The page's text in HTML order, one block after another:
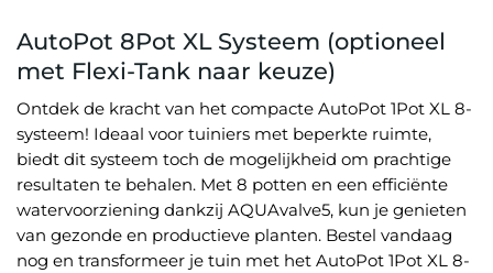
AutoPot 8Pot XL Systeem (optioneel
met Flexi-Tank naar keuze)
Ontdek de kracht van het compacte AutoPot 1Pot XL 8-
systeem! Ideaal voor tuiniers met beperkte ruimte,
biedt dit systeem toch de mogelijkheid om prachtige
resultaten te behalen. Met 8 potten en een efficiënte
watervoorziening dankzij AQUAvalve5, kun je genieten
van gezonde en productieve planten. Bestel vandaag
nog en transformeer je tuin met het AutoPot 1Pot XL 8-